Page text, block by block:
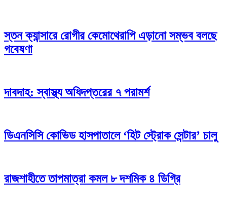
স্তন ক্যান্সারে রোগীর কেমোথেরাপি এড়ানো সম্ভব বলছে
গবেষণা
দাবদাহ: স্বাস্থ্য অধিদপ্তরের ৭ পরামর্শ
ডিএনসিসি কোভিড হাসপাতালে ‘হিট স্ট্রোক সেন্টার’ চালু
রাজশাহীতে তাপমাত্রা কমল ৮ দশমিক ৪ ডিগ্রি